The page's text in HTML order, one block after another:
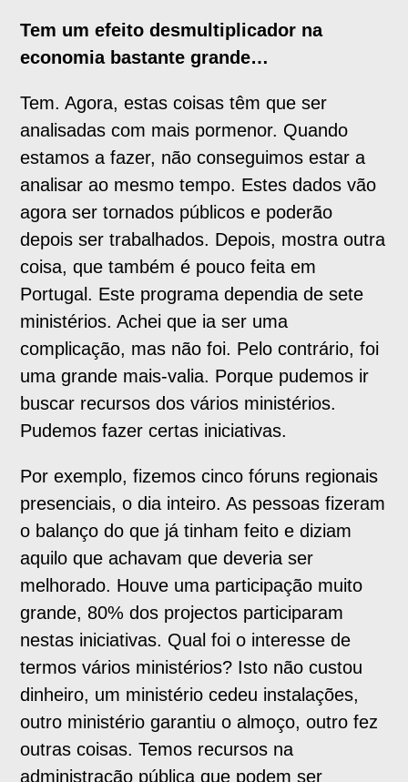
Tem um efeito desmultiplicador na
economia bastante grande…
Tem. Agora, estas coisas têm que ser
analisadas com mais pormenor. Quando
estamos a fazer, não conseguimos estar a
analisar ao mesmo tempo. Estes dados vão
agora ser tornados públicos e poderão
depois ser trabalhados. Depois, mostra outra
coisa, que também é pouco feita em
Portugal. Este programa dependia de sete
ministérios. Achei que ia ser uma
complicação, mas não foi. Pelo contrário, foi
uma grande mais-valia. Porque pudemos ir
buscar recursos dos vários ministérios.
Pudemos fazer certas iniciativas.
Por exemplo, fizemos cinco fóruns regionais
presenciais, o dia inteiro. As pessoas fizeram
o balanço do que já tinham feito e diziam
aquilo que achavam que deveria ser
melhorado. Houve uma participação muito
grande, 80% dos projectos participaram
nestas iniciativas. Qual foi o interesse de
termos vários ministérios? Isto não custou
dinheiro, um ministério cedeu instalações,
outro ministério garantiu o almoço, outro fez
outras coisas. Temos recursos na
administração pública que podem ser